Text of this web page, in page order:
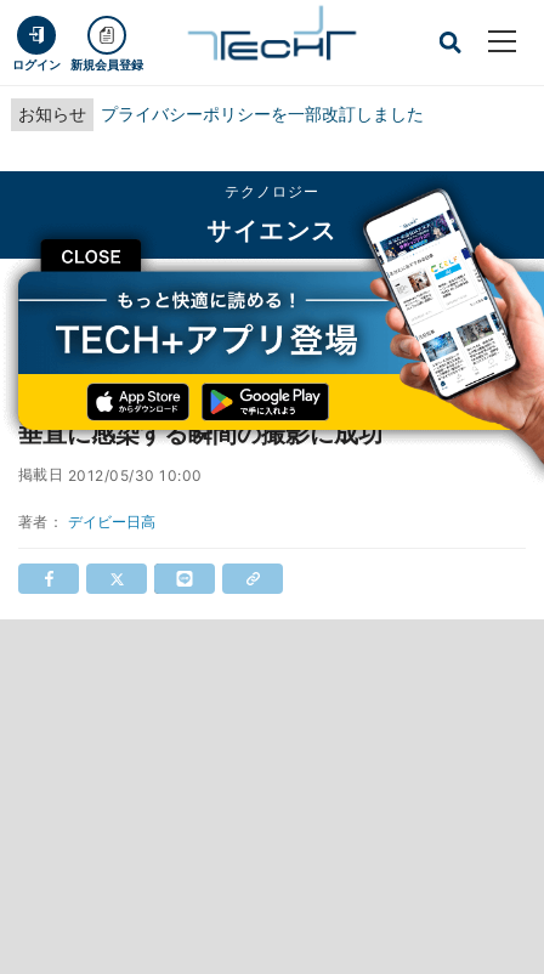
ログイン 新規会員登録
お知らせ プライバシーポリシーを一部改訂しました
CLOSE
テクノロジー
サイエンス
TECH+ テクノロジー
サイエンス
産総研ら、昆虫の「細胞内共生細菌」が母子垂直に感染する瞬間の撮影に成功
産総研ら、昆虫の「細胞内共生細菌」が母子
垂直に感染する瞬間の撮影に成功
掲載日 2012/05/30 10:00
著者： デイビー日高